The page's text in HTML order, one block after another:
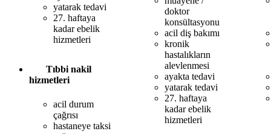
yatarak tedavi
27. haftaya
kadar ebelik
hizmetleri
Tıbbi nakil
hizmetleri
acil durum
çağrısı
hastaneye taksi
doktor
konsültasyonu
acil diş bakımı
kronik
hastalıkların
alevlenmesi
ayakta tedavi
yatarak tedavi
27. haftaya
kadar ebelik
hizmetleri